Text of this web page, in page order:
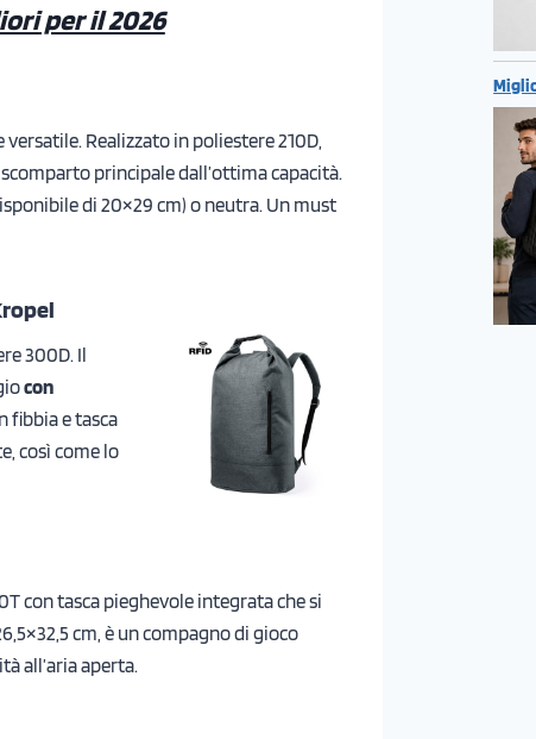
per il 2026
Realizzato in poliestere 210D,
principale dall’ottima capacità.
di 20×29 cm) o neutra. Un must
300D. Il
con
fibbia e tasca
così come lo
con tasca pieghevole integrata che si
cm, è un compagno di gioco
all’aria aperta.